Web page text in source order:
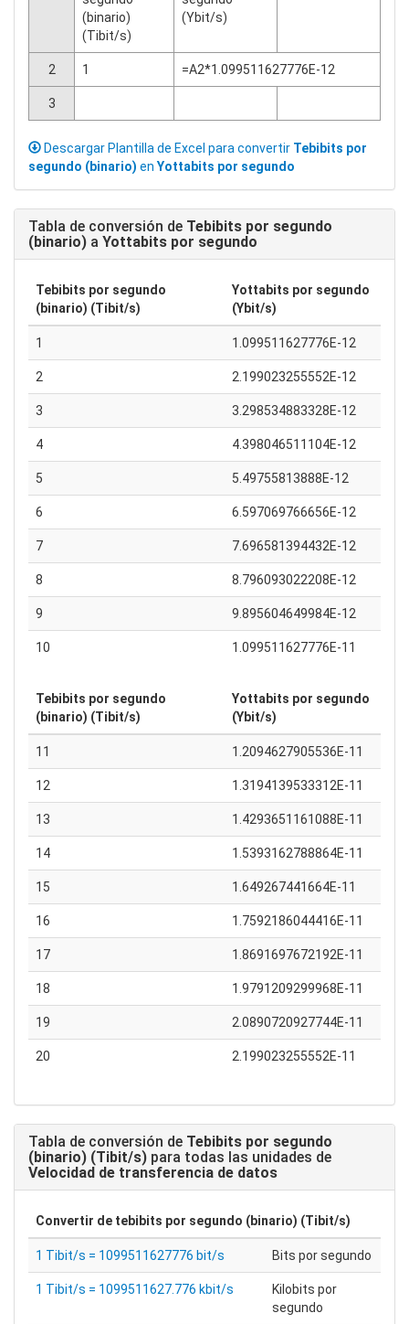
(binario)
(Tibit/s)
(Ybit/s)
2 1 =A2*1.099511627776E-12
3
Descargar Plantilla de Excel para convertir Tebibits por
segundo (binario) en Yottabits por segundo
Tabla de conversión de Tebibits por segundo
(binario) a Yottabits por segundo
Tebibits por segundo
(binario) (Tibit/s)
Yottabits por segundo
(Ybit/s)
1 1.099511627776E-12
2 2.199023255552E-12
3 3.298534883328E-12
4 4.398046511104E-12
5 5.49755813888E-12
6 6.597069766656E-12
7 7.696581394432E-12
8 8.796093022208E-12
9 9.895604649984E-12
10 1.099511627776E-11
Tebibits por segundo
(binario) (Tibit/s)
Yottabits por segundo
(Ybit/s)
11 1.2094627905536E-11
12 1.3194139533312E-11
13 1.4293651161088E-11
14 1.5393162788864E-11
15 1.649267441664E-11
16 1.7592186044416E-11
17 1.8691697672192E-11
18 1.9791209299968E-11
19 2.0890720927744E-11
20 2.199023255552E-11
Tabla de conversión de Tebibits por segundo
(binario) (Tibit/s) para todas las unidades de
Velocidad de transferencia de datos
Convertir de tebibits por segundo (binario) (Tibit/s)
1 Tibit/s = 1099511627776 bit/s Bits por segundo
1 Tibit/s = 1099511627.776 kbit/s
Kilobits por
segundo